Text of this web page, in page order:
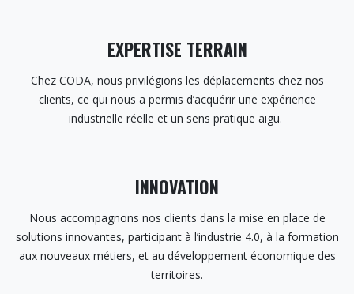
EXPERTISE TERRAIN
Chez CODA, nous privilégions les déplacements chez nos
clients, ce qui nous a permis d’acquérir une expérience
industrielle réelle et un sens pratique aigu.
INNOVATION
Nous accompagnons nos clients dans la mise en place de
solutions innovantes, participant à l’industrie 4.0, à la formation
aux nouveaux métiers, et au développement économique des
territoires.